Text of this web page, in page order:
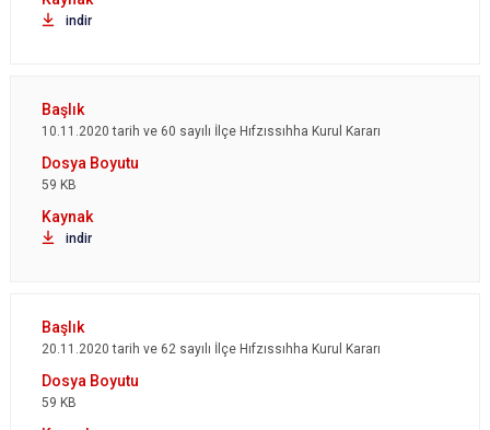
indir
10.11.2020 tarih ve 60 sayılı İlçe Hıfzıssıhha Kurul Kararı
59 KB
indir
20.11.2020 tarih ve 62 sayılı İlçe Hıfzıssıhha Kurul Kararı
59 KB